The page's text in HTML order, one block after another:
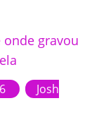
onde gravou
Josh